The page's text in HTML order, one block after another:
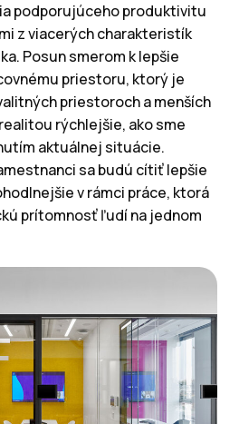
podporujúceho produktivitu
z viacerých charakteristík
Posun smerom k lepšie
priestoru, ktorý je
priestoroch a menších
rýchlejšie, ako sme
aktuálnej situácie.
sa budú cítiť lepšie
v rámci práce, ktorá
prítomnosť ľudí na jednom